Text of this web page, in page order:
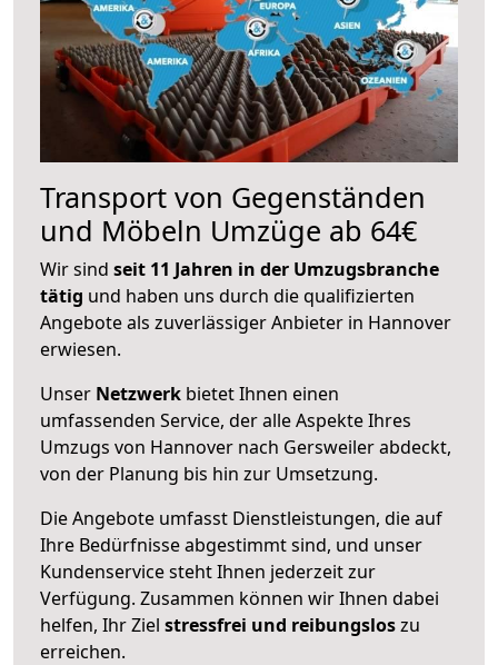
Transport von Gegenständen
und Möbeln Umzüge ab 64€
Wir sind seit 11 Jahren in der Umzugsbranche
tätig und haben uns durch die qualifizierten
Angebote als zuverlässiger Anbieter in Hannover
erwiesen.
Unser Netzwerk bietet Ihnen einen
umfassenden Service, der alle Aspekte Ihres
Umzugs von Hannover nach Gersweiler abdeckt,
von der Planung bis hin zur Umsetzung.
Die Angebote umfasst Dienstleistungen, die auf
Ihre Bedürfnisse abgestimmt sind, und unser
Kundenservice steht Ihnen jederzeit zur
Verfügung. Zusammen können wir Ihnen dabei
helfen, Ihr Ziel stressfrei und reibungsloszu
erreichen.